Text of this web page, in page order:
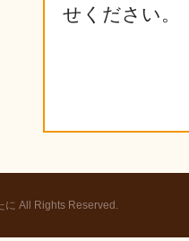
せください。
に All Rights Reserved.